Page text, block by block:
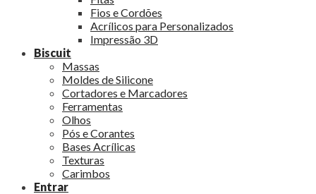
Fios e Cordões
Acrílicos para Personalizados
Impressão 3D
Biscuit
Massas
Moldes de Silicone
Cortadores e Marcadores
Ferramentas
Olhos
Pós e Corantes
Bases Acrílicas
Texturas
Carimbos
Entrar